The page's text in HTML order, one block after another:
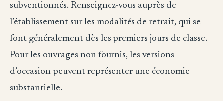
subventionnés. Renseignez-vous auprès de
l’établissement sur les modalités de retrait, qui se
font généralement dès les premiers jours de classe.
Pour les ouvrages non fournis, les versions
d’occasion peuvent représenter une économie
substantielle.